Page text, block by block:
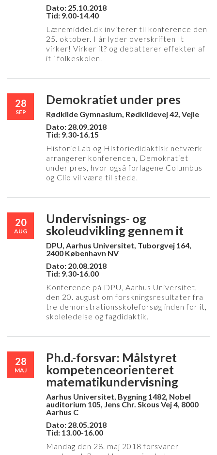
Dato: 25.10.2018
Tid: 9.00-14.40
Læremiddel.dk inviterer til konference den
25. oktober. I år lyder overskriften It
virker! Virker it? og debatterer effekten af
it i folkeskolen.
28
SEP
Demokratiet under pres
Rødkilde Gymnasium, Rødkildevej 42, Vejle
Dato: 28.09.2018
Tid: 9.30-16.15
HistorieLab og Historiedidaktisk netværk
arrangerer konferencen, Demokratiet
under pres, hvor også forlagene Columbus
og Clio vil være til stede.
20
AUG
Undervisnings- og
skoleudvikling gennem it
DPU, Aarhus Universitet, Tuborgvej 164,
2400 København NV
Dato: 20.08.2018
Tid: 9.30-16.00
Konference på DPU, Aarhus Universitet,
den 20. august om forskningsresultater fra
tre demonstrationsskoleforsøg inden for it,
skoleledelse og fagdidaktik.
28
MAJ
Ph.d.-forsvar: Målstyret
kompetenceorienteret
matematikundervisning
Aarhus Universitet, Bygning 1482, Nobel
auditorium 105, Jens Chr. Skous Vej 4, 8000
Aarhus C
Dato: 28.05.2018
Tid: 13.00-16.00
Mandag den 28. maj 2018 forsvarer